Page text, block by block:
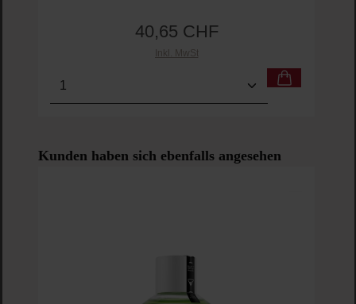
Regulärer Preis:
40,65 CHF
Inkl. MwSt
Produkt Anzahl: Gib den gewünschten Wert
Produktgalerie überspringen
Kunden haben sich ebenfalls angesehen